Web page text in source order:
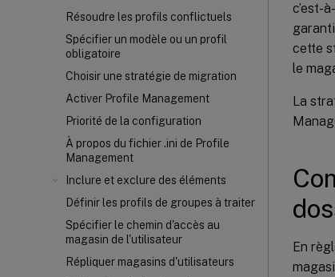
Résoudre les profils conflictuels
Spécifier un modèle ou un profil
obligatoire
Choisir une stratégie de migration
Activer Profile Management
Priorité de la configuration
À propos du fichier .ini de Profile
Management
Inclure et exclure des éléments
Définir les profils de groupes à traiter
Spécifier le chemin d'accès au
magasin de l'utilisateur
Répliquer magasins d'utilisateurs
c’est-
cette
le
La
En